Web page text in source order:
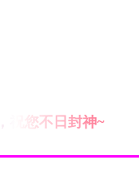
祝您不日封神~